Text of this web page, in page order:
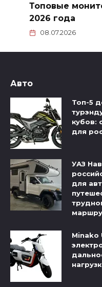
Топовые
2026 года
08.07.2026
Авто
Топ-5
кубов:
для
УАЗ
для
Minako